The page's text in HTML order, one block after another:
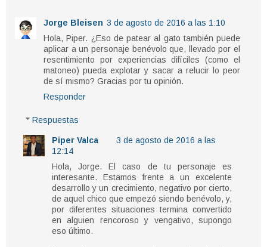
Jorge Bleisen 3 de agosto de 2016 a las 1:10
Hola, Piper. ¿Eso de patear al gato también puede
aplicar a un personaje benévolo que, llevado por el
resentimiento por experiencias difíciles (como el
matoneo) pueda explotar y sacar a relucir lo peor
de sí mismo? Gracias por tu opinión.
Responder
Respuestas
Piper Valca
3 de agosto de 2016 a las
12:14
Hola, Jorge. El caso de tu personaje es
interesante. Estamos frente a un excelente
desarrollo y un crecimiento, negativo por cierto,
de aquel chico que empezó siendo benévolo, y,
por diferentes situaciones termina convertido
en alguien rencoroso y vengativo, supongo
eso último.